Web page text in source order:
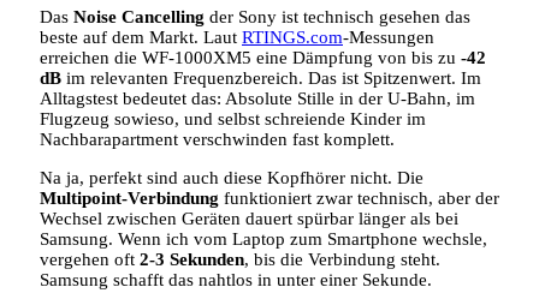
Das Noise Cancelling der Sony ist technisch gesehen das
beste auf dem Markt. Laut RTINGS.com-Messungen
erreichen die WF-1000XM5 eine Dämpfung von bis zu -42
dB im relevanten Frequenzbereich. Das ist Spitzenwert. Im
Alltagstest bedeutet das: Absolute Stille in der U-Bahn, im
Flugzeug sowieso, und selbst schreiende Kinder im
Nachbarapartment verschwinden fast komplett.
Na ja, perfekt sind auch diese Kopfhörer nicht. Die
Multipoint-Verbindung funktioniert zwar technisch, aber der
Wechsel zwischen Geräten dauert spürbar länger als bei
Samsung. Wenn ich vom Laptop zum Smartphone wechsle,
vergehen oft 2-3 Sekunden, bis die Verbindung steht.
Samsung schafft das nahtlos in unter einer Sekunde.